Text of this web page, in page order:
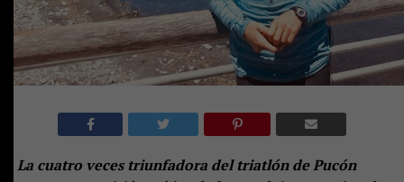
La cuatro veces triunfadora del triatlón de Pucón